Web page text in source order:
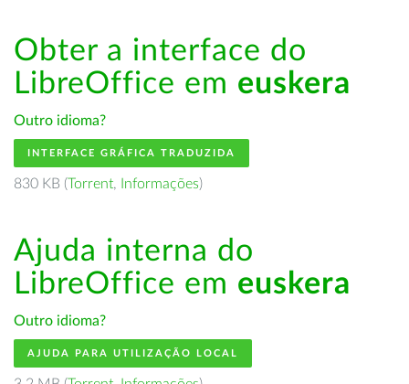
Obter a interface do
LibreOffice em euskera
Outro idioma?
INTERFACE GRÁFICA TRADUZIDA
830 KB (Torrent, Informações)
Ajuda interna do
LibreOffice em euskera
Outro idioma?
AJUDA PARA UTILIZAÇÃO LOCAL